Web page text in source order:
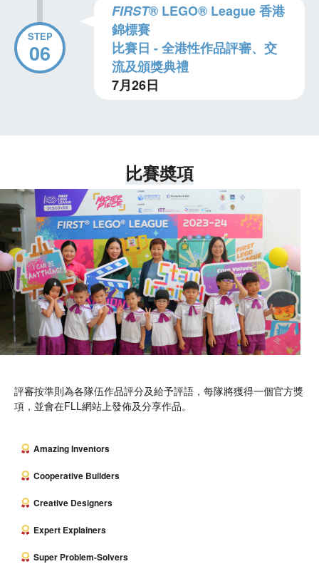
STEP
06
FIRST® LEGO® League 香港
錦標賽
比賽日 - 全港性作品評審、交
流及頒獎典禮
7月26日
比賽奬項
評審按準則為各隊伍作品評分及給予評語，每隊將獲得一個官方獎
項，並會在FLL網站上發佈及分享作品。
Amazing Inventors
Cooperative Builders
Creative Designers
Expert Explainers
Super Problem-Solvers